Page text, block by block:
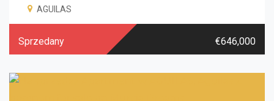
AGUILAS
Sprzedany €646,000